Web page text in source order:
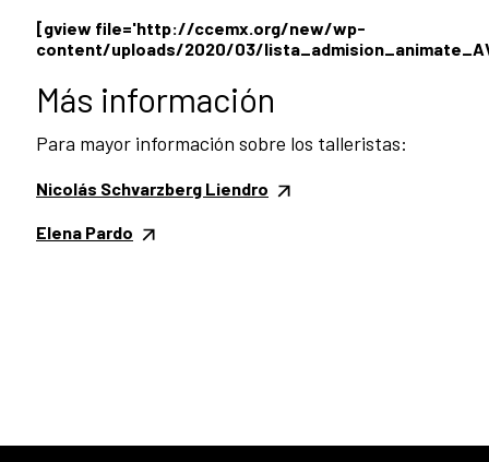
[gview file='http://ccemx.org/new/wp-
content/uploads/2020/03/
Más información
Para mayor información sobre los talleristas:
Nicolás Schvarzberg Liendro
Elena Pardo